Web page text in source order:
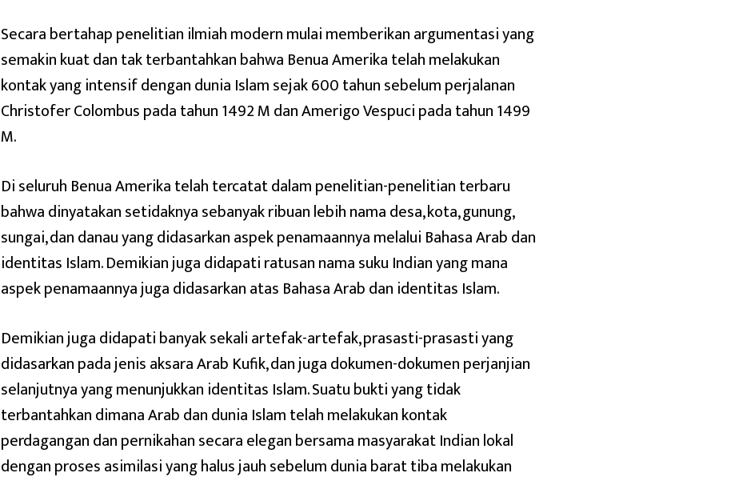
Secara bertahap penelitian ilmiah modern mulai memberikan argumentasi yang
semakin kuat dan tak terbantahkan bahwa Benua Amerika telah melakukan
kontak yang intensif dengan dunia Islam sejak 600 tahun sebelum perjalanan
Christofer Colombus pada tahun 1492 M dan Amerigo Vespuci pada tahun 1499
M.
Di seluruh Benua Amerika telah tercatat dalam penelitian-penelitian terbaru
bahwa dinyatakan setidaknya sebanyak ribuan lebih nama desa, kota, gunung,
sungai, dan danau yang didasarkan aspek penamaannya melalui Bahasa Arab dan
identitas Islam. Demikian juga didapati ratusan nama suku Indian yang mana
aspek penamaannya juga didasarkan atas Bahasa Arab dan identitas Islam.
Demikian juga didapati banyak sekali artefak-artefak, prasasti-prasasti yang
didasarkan pada jenis aksara Arab Kufik, dan juga dokumen-dokumen perjanjian
selanjutnya yang menunjukkan identitas Islam. Suatu bukti yang tidak
terbantahkan dimana Arab dan dunia Islam telah melakukan kontak
perdagangan dan pernikahan secara elegan bersama masyarakat Indian lokal
dengan proses asimilasi yang halus jauh sebelum dunia barat tiba melakukan